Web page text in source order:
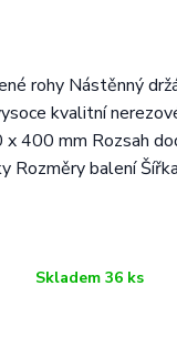
rohy Nástěnný
kvalitní
400 mm Rozsah
Rozměry balení
Skladem 36 ks